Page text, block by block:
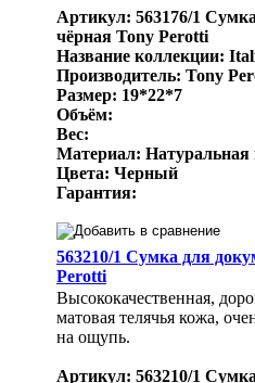
Артикул: 563176/1
чёрная Tony Perotti
Название коллекции:
Производитель: Tony
Размер: 19*22*7
Объём:
Вес:
Материал: Натуральная
Цвета: Черный
Гарантия:
563210/1 Сумка для
Perotti
Высококачественная,
матовая телячья кожа,
на ощупь.
Артикул: 563210/1